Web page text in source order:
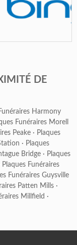
DE
Harmony
Funéraires Morell
Peake · Plaques
· Plaques
Bridge · Plaques
Plaques Funéraires
Funéraires Guysville
Patten Mills ·
Millfield ·